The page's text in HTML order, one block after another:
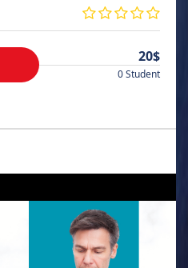
20$
0 Student